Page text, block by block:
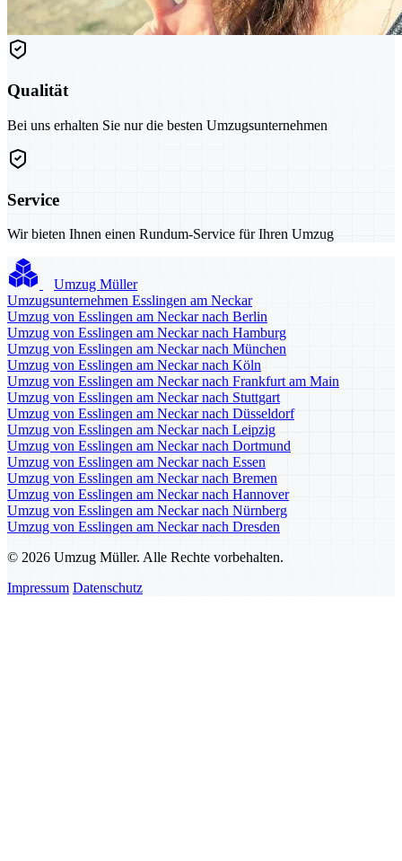
Qualität
Bei uns erhalten Sie nur die besten Umzugsunternehmen
Service
Wir bieten Ihnen einen Rundum-Service für Ihren Umzug
Umzug Müller
Umzugsunternehmen Esslingen am Neckar
Umzug von Esslingen am Neckar nach Berlin
Umzug von Esslingen am Neckar nach Hamburg
Umzug von Esslingen am Neckar nach München
Umzug von Esslingen am Neckar nach Köln
Umzug von Esslingen am Neckar nach Frankfurt am Main
Umzug von Esslingen am Neckar nach Stuttgart
Umzug von Esslingen am Neckar nach Düsseldorf
Umzug von Esslingen am Neckar nach Leipzig
Umzug von Esslingen am Neckar nach Dortmund
Umzug von Esslingen am Neckar nach Essen
Umzug von Esslingen am Neckar nach Bremen
Umzug von Esslingen am Neckar nach Hannover
Umzug von Esslingen am Neckar nach Nürnberg
Umzug von Esslingen am Neckar nach Dresden
© 2026 Umzug Müller. Alle Rechte vorbehalten.
Impressum Datenschutz